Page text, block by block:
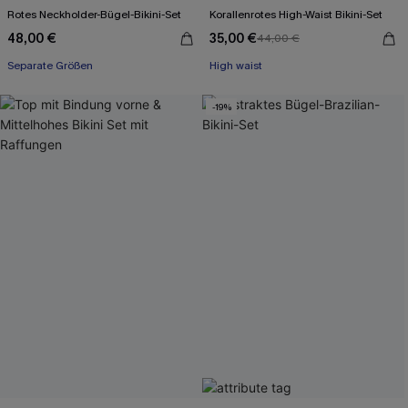
Rotes Neckholder-Bügel-Bikini-Set
48,00 €
Separate Größen
Korallenrotes High-Waist Bikini-Set
35,00 €44,00 €
High waist
-19%